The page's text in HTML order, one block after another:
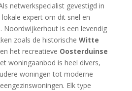
netwerkspecialist gevestigd in
expert om dit snel en
Noordwijkerhout is een levendig
zoals de historische Witte
het recreatieve Oosterduinse
woningaanbod is heel divers,
woningen tot moderne
Elk type